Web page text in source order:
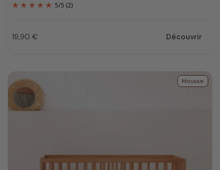
5/5 (2)
Prix
19,90 € Découvrir
Mousse